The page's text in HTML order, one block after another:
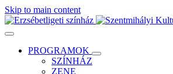
Skip to main content
PROGRAMOK
SZÍNHÁZ
ZENE